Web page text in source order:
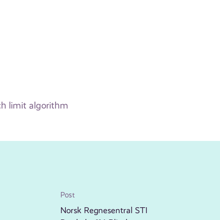
limit algorithm
Post
Norsk Regnesentral STI